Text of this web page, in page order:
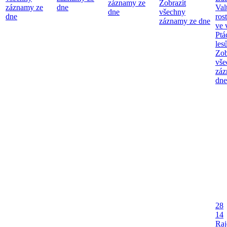
záznamy ze
dne
dne
záznamy ze
dne
Zobrazit
všechny
záznamy ze dne
ve
dne
28
14